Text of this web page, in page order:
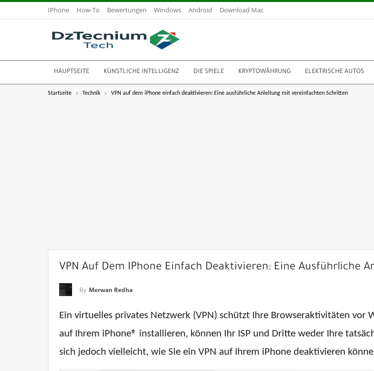
IPhone How-To Bewertungen Windows Android Download Mac
HAUPTSEITE KÜNSTLICHE INTELLIGENZ DIE SPIELE KRYPTOWÄHRUNG ELEKTRISCHE AUTOS
Startseite Technik VPN auf dem iPhone einfach deaktivieren: Eine ausführliche Anleitung mit vereinfachten Schritten
VPN Auf Dem IPhone Einfach Deaktivieren: Eine Ausführliche
By Merwan Redha
Ein virtuelles privates Netzwerk (VPN) schützt Ihre Browseraktivitäten vor
auf Ihrem iPhone® installieren, können Ihr ISP und Dritte weder Ihre
sich jedoch vielleicht, wie Sie ein VPN auf Ihrem iPhone deaktivieren